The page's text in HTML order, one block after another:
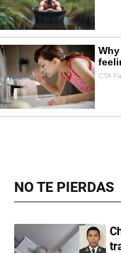
NO TE PIERDAS